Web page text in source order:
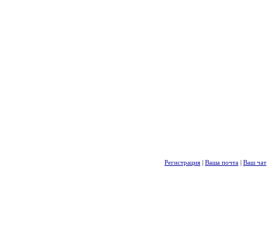
Регистрация | Ваша почта | Ваш чат